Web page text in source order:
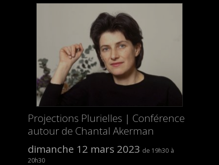
Projections Plurielles | Conférence
autour de Chantal Akerman
dimanche 12 mars 2023
19h30
20h30